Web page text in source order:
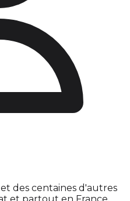
des centaines d'autres